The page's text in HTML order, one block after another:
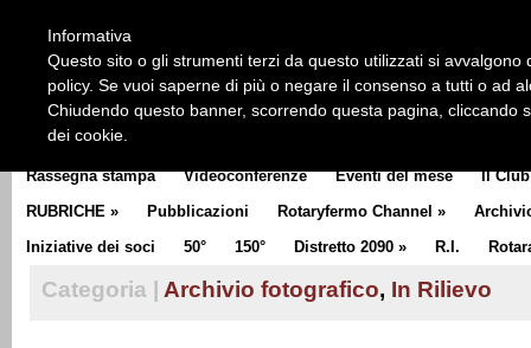
CLUB COMMUNICATOR
Rassegna stampa Videoconferenze Eventi del mese Il Club
RUBRICHE » Pubblicazioni Rotaryfermo Channel »
Iniziative dei soci
50° 150° Distretto 2090 » R.I.
Categoria | Archivio fotografico, In Rilievo
Informativa
Questo sito o gli strumenti terzi da questo utilizzati si
policy. Se vuoi saperne di più o negare il consenso a tutti o ad
Chiudendo questo banner, scorrendo questa pagina, cliccando
dei cookie.